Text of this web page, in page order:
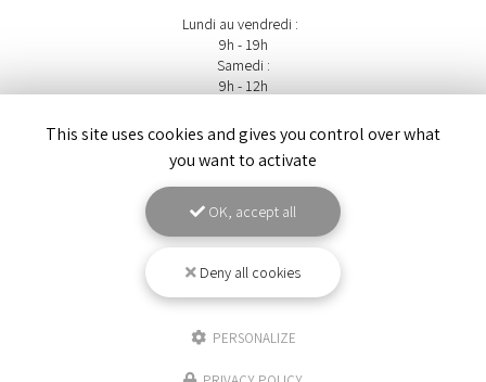
Lundi au vendredi :
9h - 19h
Samedi :
9h - 12h
ENVOYEZ UN MESSAGE
This site uses cookies and gives you control over what
you want to activate
OK, accept all
Deny all cookies
PERSONALIZE